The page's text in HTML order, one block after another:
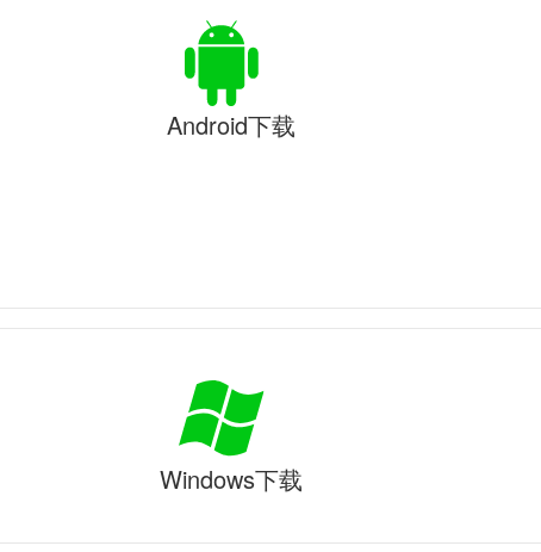
Android下载
Windows下载